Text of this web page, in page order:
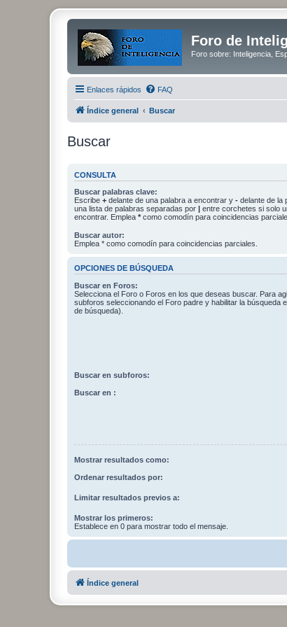
Foro de
Foro sobre: Inteligencia,
Enlaces rápidos FAQ
Índice general Buscar
Buscar
CONSULTA
Buscar palabras clave:
Escribe + delante de una palabra a encontrar y - delante de la
una lista de palabras separadas por | entre corchetes si solo
encontrar. Emplea * como comodín para coincidencias
Buscar autor:
Emplea * como comodín para coincidencias parciales.
OPCIONES DE BÚSQUEDA
Buscar en Foros:
Selecciona el Foro o Foros en los que deseas buscar. Para
subforos seleccionando el Foro padre y habilitar la búsqueda
de búsqueda).
Buscar en subforos:
Buscar en :
Mostrar resultados como:
Ordenar resultados por:
Limitar resultados previos a:
Mostrar los primeros:
Establece en 0 para mostrar todo el mensaje.
Índice general